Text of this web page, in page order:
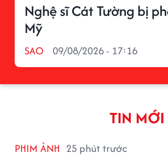
Nghệ sĩ Cát Tường bị
Mỹ
SAO 09/08/2026 - 17:16
TIN MỚI
PHIM ẢNH 25 phút trước